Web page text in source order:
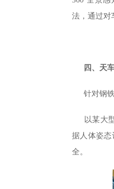
法，通过对
四、天
针对钢
以某大
据人体姿
全。